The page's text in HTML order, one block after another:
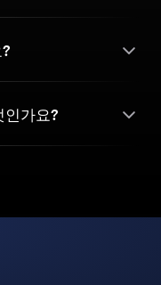
인가요?